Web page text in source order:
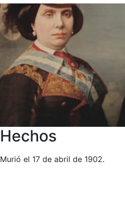
Hechos
Murió el 17 de abril de 1902.